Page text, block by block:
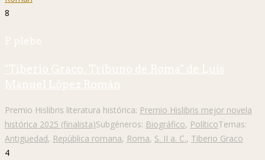
8
P. plebe
"Tiberio Graco. Tribuno de Roma" de Luis
Manuel López Román
Premio Hislibris literatura histórica: Premio Hislibris mejor novela
histórica 2025 (finalista)Subgéneros: Biográfico, PolíticoTemas:
Antigüedad, República romana, Roma, S. II a. C., Tiberio Graco
4